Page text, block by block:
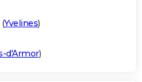
(Yvelines)
d'Armor)